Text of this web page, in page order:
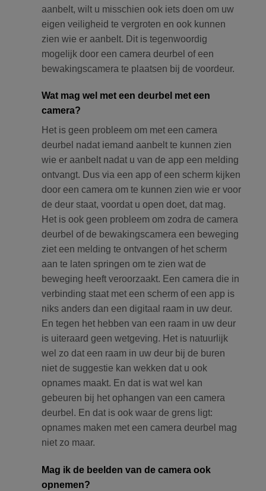
aanbelt, wilt u misschien ook iets doen om uw
eigen veiligheid te vergroten en ook kunnen
zien wie er aanbelt. Dit is tegenwoordig
mogelijk door een camera deurbel of een
bewakingscamera te plaatsen bij de voordeur.
Wat mag wel met een deurbel met een
camera?
Het is geen probleem om met een camera
deurbel nadat iemand aanbelt te kunnen zien
wie er aanbelt nadat u van de app een melding
ontvangt. Dus via een app of een scherm kijken
door een camera om te kunnen zien wie er voor
de deur staat, voordat u open doet, dat mag.
Het is ook geen probleem om zodra de camera
deurbel of de bewakingscamera een beweging
ziet een melding te ontvangen of het scherm
aan te laten springen om te zien wat de
beweging heeft veroorzaakt. Een camera die in
verbinding staat met een scherm of een app is
niks anders dan een digitaal raam in uw deur.
En tegen het hebben van een raam in uw deur
is uiteraard geen wetgeving. Het is natuurlijk
wel zo dat een raam in uw deur bij de buren
niet de suggestie kan wekken dat u ook
opnames maakt. En dat is wat wel kan
gebeuren bij het ophangen van een camera
deurbel. En dat is ook waar de grens ligt:
opnames maken met een camera deurbel mag
niet zo maar.
Mag ik de beelden van de camera ook
opnemen?